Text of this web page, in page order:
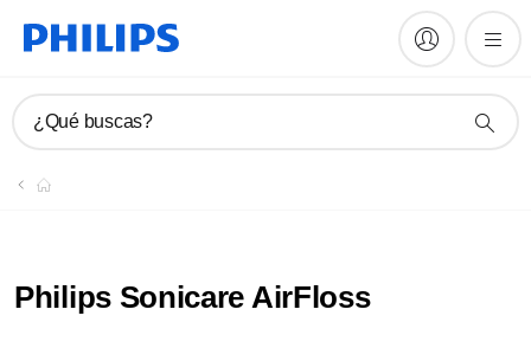
¿Qué buscas?
Philips Sonicare AirFloss